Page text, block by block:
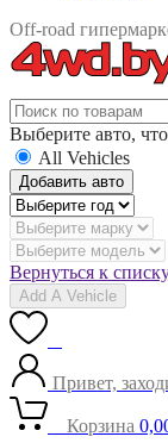
Off-road
Выберите авто,
All Vehicles
Добавить авто
Вернуться к
Add A Vehicle
Привет,
Корзина